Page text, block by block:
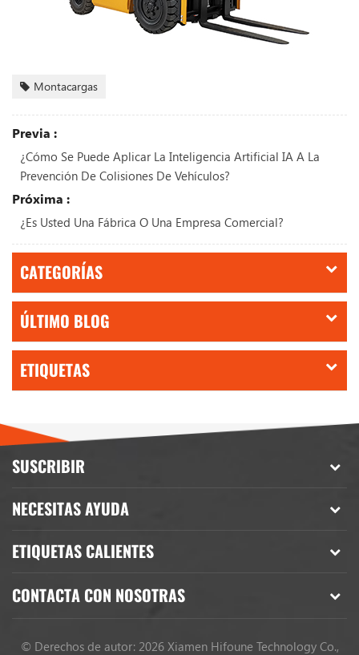
Montacargas
Previa :
¿Cómo Se Puede Aplicar La Inteligencia Artificial IA A La
Prevención De Colisiones De Vehículos?
Próxima :
¿Es Usted Una Fábrica O Una Empresa Comercial?
CATEGORÍAS
ÚLTIMO BLOG
ETIQUETAS
SUSCRIBIR
NECESITAS AYUDA
ETIQUETAS CALIENTES
CONTACTA CON NOSOTRAS
© Derechos de autor: 2026 Xiamen Hifoune Technology Co.,